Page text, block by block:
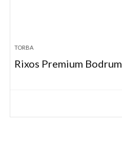
TORBA
Rixos Premium Bodrum